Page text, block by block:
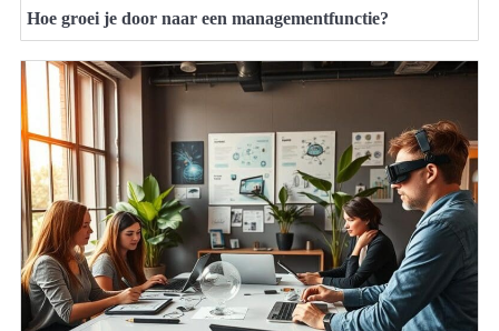
Hoe groei je door naar een managementfunctie?